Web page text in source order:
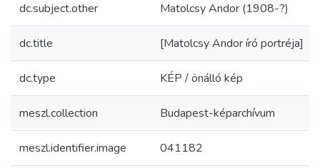
dc.subject.other Matolcsy Andor (1908-?)
dc.title [Matolcsy Andor író portréja]
dc.type KÉP / önálló kép
meszl.collection Budapest-képarchívum
meszl.identifier.image 041182